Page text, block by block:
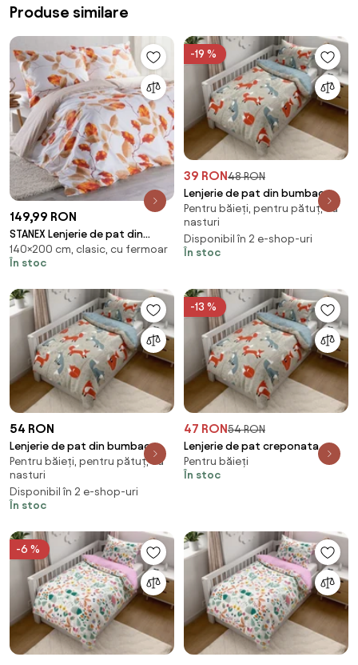
Produse similare
149,99 RON
STANEX Lenjerie de pat din
bumbac LORETTA pat simplu
140×200 cm, clasic, cu fermoar
În stoc
-19 %
39 RON48 RON
Lenjerie de pat din bumbac
pentru patut Renforcé FOXIVA
gri Dimensiune lenjerie de pat:
45 x 65 cm | 90 x 135 cm
Pentru băieți, pentru pătuț, cu
nasturi
Disponibil în 2 e-shop-uri
În stoc
54 RON
Lenjerie de pat din bumbac
pentru patut FOXIVA gri
Dimensiunile lenjeriei: 45 x 65
cm | 90 x 135 cm
Pentru băieți, pentru pătuț, cu
nasturi
Disponibil în 2 e-shop-uri
În stoc
-13 %
47 RON54 RON
Lenjerie de pat creponata
pentru patut Renforce FOXIVA
grena Dimensiune lenjerie de
Pentru băieți
În stoc
-6 %